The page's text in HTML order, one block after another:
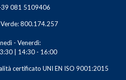
081 5109406
800.174.257
- Venerdì:
| 14:30 - 16:00
certificato UNI EN ISO 9001:2015